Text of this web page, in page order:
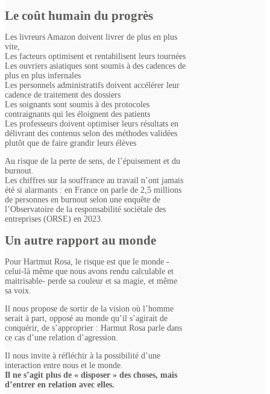
Le coût humain du progrès
Les livreurs Amazon doivent livrer de plus en plus
vite,
Les facteurs optimisent et rentabilisent leurs tournées
Les ouvriers asiatiques sont soumis à des cadences de
plus en plus infernales
Les personnels administratifs doivent accélérer leur
cadence de traitement des dossiers
Les soignants sont soumis à des protocoles
contraignants qui les éloignent des patients
Les professeurs doivent optimiser leurs résultats en
délivrant des contenus selon des méthodes validées
plutôt que de faire grandir leurs élèves
Au risque de la perte de sens, de l’épuisement et du
burnout.
Les chiffres sur la souffrance au travail n’ont jamais
été si alarmants : en France on parle de 2,5 millions
de personnes en burnout selon une enquête de
l’Observatoire de la responsabilité sociétale des
entreprises (ORSE) en 2023.
Un autre rapport au monde
Pour Hartmut Rosa, le risque est que le monde -
celui-là même que nous avons rendu calculable et
maitrisable- perde sa couleur et sa magie, et même
sa voix.
Il nous propose de sortir de la vision où l’homme
serait à part, opposé au monde qu’il s’agirait de
conquérir, de s’approprier : Harmut Rosa parle dans
ce cas d’une relation d’agression.
Il nous invite à réfléchir à la possibilité d’une
interaction entre nous et le monde.
Il ne s’agit plus de « disposer » des choses, mais
d’entrer en relation avec elles.